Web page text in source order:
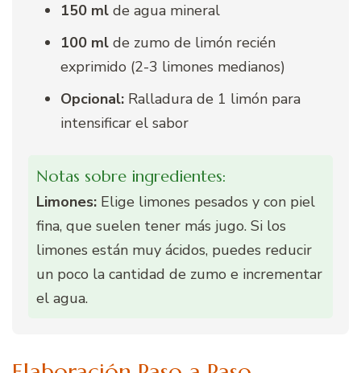
150 ml de agua mineral
100 ml de zumo de limón recién
exprimido (2-3 limones medianos)
Opcional: Ralladura de 1 limón para
intensificar el sabor
Notas sobre ingredientes:
Limones: Elige limones pesados y con piel
fina, que suelen tener más jugo. Si los
limones están muy ácidos, puedes reducir
un poco la cantidad de zumo e incrementar
el agua.